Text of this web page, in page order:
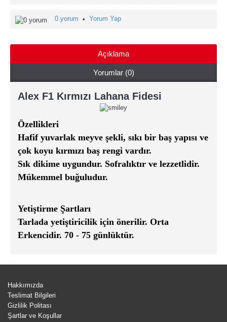
0 yorum • Yorum Yap
Açıklama
Yorumlar (0)
Alex F1 Kırmızı Lahana Fidesi
Özellikleri
Hafif yuvarlak meyve şekli, sıkı bir baş yapısı ve
çok koyu kırmızı baş rengi vardır.
Sık dikime uygundur. Sofralıktır ve lezzetlidir.
Mükemmel buğuludur.
Yetiştirme Şartları
Tarlada yetiştiricilik için önerilir. Orta
Erkencidir. 70 - 75 günlüktür.
Hakkımızda
Teslimat Bilgileri
Gizlilik Politası
Şartlar ve Koşullar